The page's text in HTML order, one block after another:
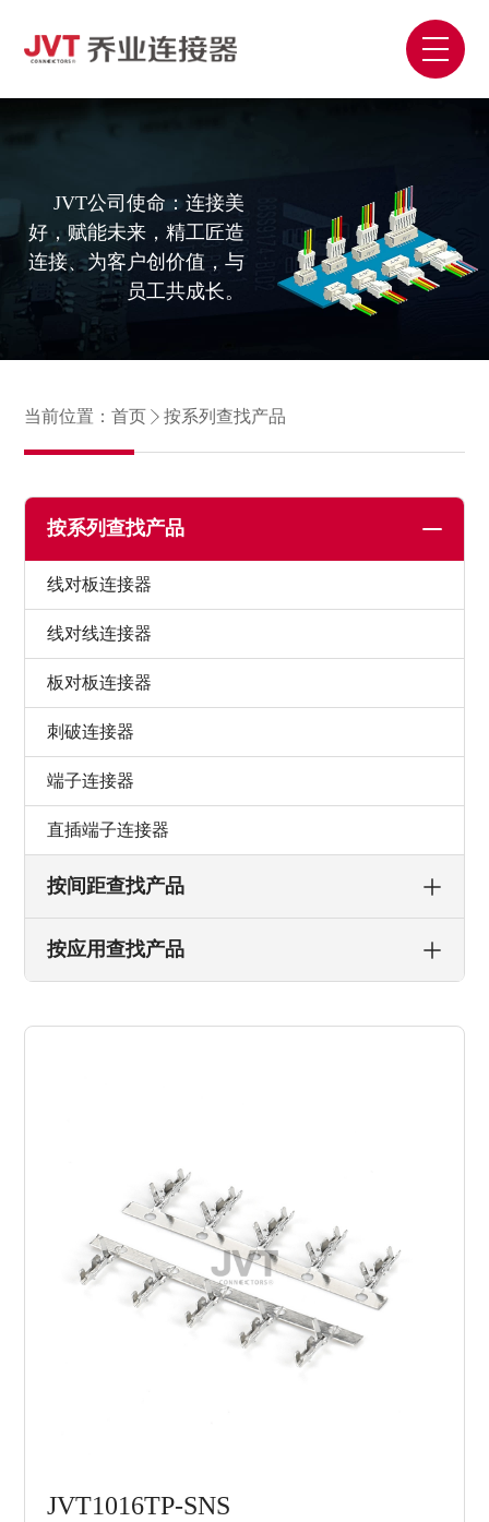
JVT公司使命：连接美
好，赋能未来，精工匠造
连接、为客户创价值，与
员工共成长。
当前位置：首页 按系列查找产品
按系列查找产品
线对板连接器
线对线连接器
板对板连接器
刺破连接器
端子连接器
直插端子连接器
按间距查找产品
按应用查找产品
JVT1016TP-SNS